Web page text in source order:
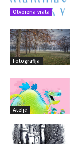
Otvorena vrata
Fotografija
Atelje